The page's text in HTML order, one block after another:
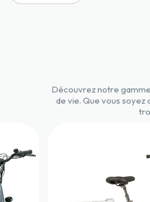
Découvrez notre
de vie. Que vous soyez